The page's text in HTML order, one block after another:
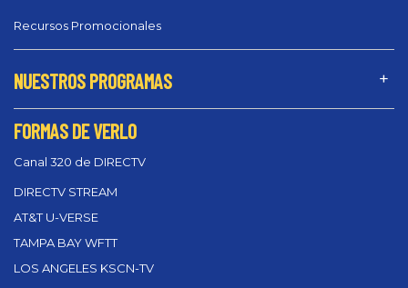
Recursos Promocionales
NUESTROS PROGRAMAS
FORMAS DE VERLO
Canal 320 de DIRECTV
DIRECTV STREAM
AT&T U-VERSE
TAMPA BAY WFTT
LOS ANGELES KSCN-TV